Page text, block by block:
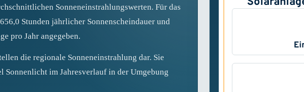
Sonneneinstrahlungswerten. Für das
Stunden jährlicher Sonnenscheindauer und
pro Jahr angegeben.
die regionale Sonneneinstrahlung dar. Sie
Sonnenlicht im Jahresverlauf in der Umgebung